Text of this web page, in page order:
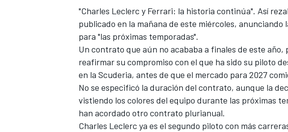
"Charles Leclerc y Ferrari: la historia continúa". Así
publicado en la mañana de este miércoles, anunciando
para "las próximas temporadas".
Un contrato que aún no acababa a finales de este año,
reafirmar su compromiso con el que ha sido su piloto
en la Scuderia, antes de que el mercado para 2027
No se especificó la duración del contrato, aunque la
vistiendo los colores del equipo durante las próximas
han acordado otro contrato plurianual.
Charles Leclerc ya es el segundo piloto con más